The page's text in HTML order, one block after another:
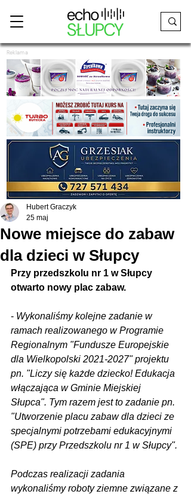
Reklama
Nowe miejsce do zabaw
dla dzieci w Słupcy
Hubert Graczyk
25 maj
Przy przedszkolu nr 1 w Słupcy
otwarto nowy plac zabaw.
- Wykonaliśmy kolejne zadanie w
ramach realizowanego w Programie
Regionalnym "Fundusze Europejskie
dla Wielkopolski 2021-2027" projektu
pn. "Liczy się każde dziecko! Edukacja
włączająca w Gminie Miejskiej
Słupca". Tym razem jest to zadanie pn.
"Utworzenie placu zabaw dla dzieci ze
specjalnymi potrzebami edukacyjnymi
(SPE) przy Przedszkolu nr 1 w Słupcy".
Podczas realizacji zadania
wykonaliśmy roboty ziemne związane z